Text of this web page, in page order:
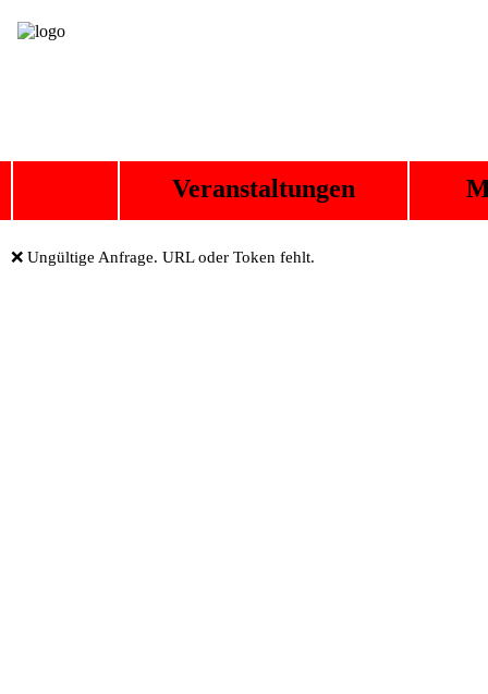
Veranstaltungen
❌ Ungültige Anfrage. URL oder Token fehlt.